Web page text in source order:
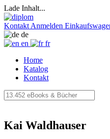
Lade Inhalt...
Kontakt Anmelden
de
en
fr
Home
Katalog
Kontakt
Kai Waldhauser